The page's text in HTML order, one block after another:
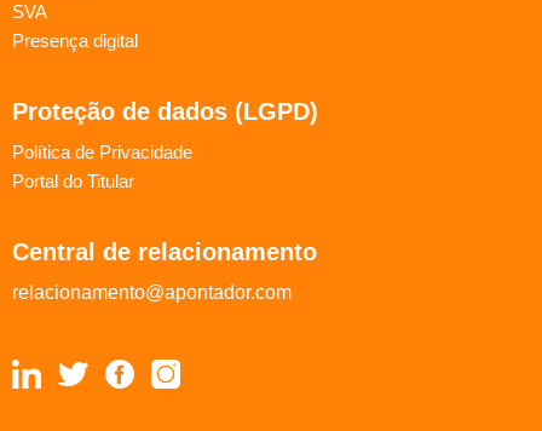
SVA
Presença digital
Proteção de dados (LGPD)
Política de Privacidade
Portal do Titular
Central de relacionamento
relacionamento@apontador.com